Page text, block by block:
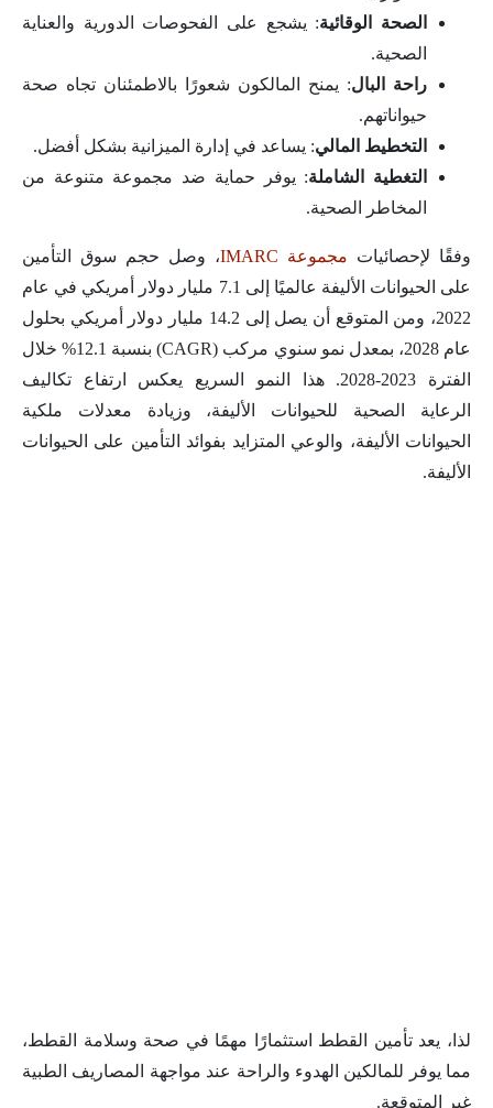
الصحة الوقائية: يشجع على الفحوصات الدورية والعناية
الصحية.
راحة البال: يمنح المالكون شعورًا بالاطمئنان تجاه صحة
حيواناتهم.
التخطيط المالي: يساعد في إدارة الميزانية بشكل أفضل.
التغطية الشاملة: يوفر حماية ضد مجموعة متنوعة من
المخاطر الصحية.
وفقًا لإحصائيات مجموعة IMARC
، وصل حجم سوق التأمين
على الحيوانات الأليفة عالميًا إلى 7.1 مليار دولار أمريكي في عام
2022، ومن المتوقع أن يصل إلى 14.2 مليار دولار أمريكي بحلول
عام 2028، بمعدل نمو سنوي مركب (CAGR) بنسبة 12.1% خلال
الفترة 2023-2028. هذا النمو السريع يعكس ارتفاع تكاليف
الرعاية الصحية للحيوانات الأليفة، وزيادة معدلات ملكية
الحيوانات الأليفة، والوعي المتزايد بفوائد التأمين على الحيوانات
الأليفة.
لذا، يعد تأمين القطط استثمارًا مهمًا في صحة وسلامة القطط،
مما يوفر للمالكين الهدوء والراحة عند مواجهة المصاريف الطبية
غير المتوقعة.